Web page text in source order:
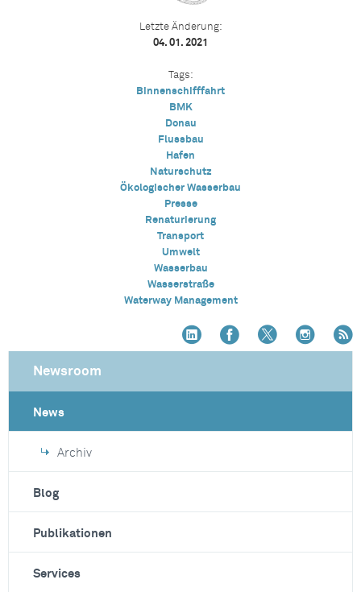
Letzte Änderung:
04. 01. 2021
Tags:
Binnenschifffahrt
BMK
Donau
Flussbau
Hafen
Naturschutz
Ökologischer Wasserbau
Presse
Renaturierung
Transport
Umwelt
Wasserbau
Wasserstraße
Waterway Management
Newsroom
News
Archiv
Blog
Publikationen
Services